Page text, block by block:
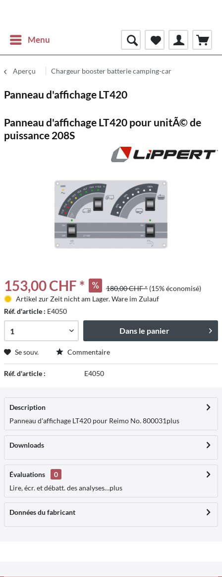
Menu
Aperçu Chargeur booster batterie camping-car
Panneau d'affichage LT420
Panneau d'affichage LT420 pour unitÃ© de
puissance 208S
153,00 CHF * 180,00 CHF * (15% économisé)
Artikel zur Zeit nicht am Lager. Ware im Zulauf
Réf. d'article : E4050
Dans le panier
Se souv. Commentaire
Réf. d'article : E4050
Description
Panneau d'affichage LT420 pour Reimo No. 800031plus
Downloads
Évaluations
0
Lire, écr. et débatt. des analyses…plus
Données du fabricant